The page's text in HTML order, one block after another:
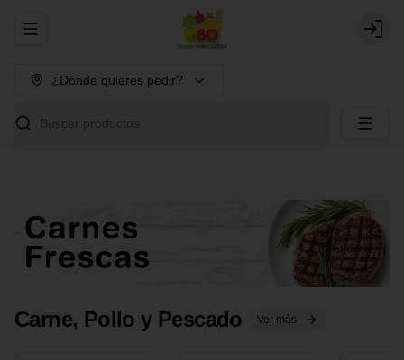
Abrir menu de navegación Login
¿Dónde quieres pedir?
Buscar productos
Carne, Pollo y Pescado Ver más